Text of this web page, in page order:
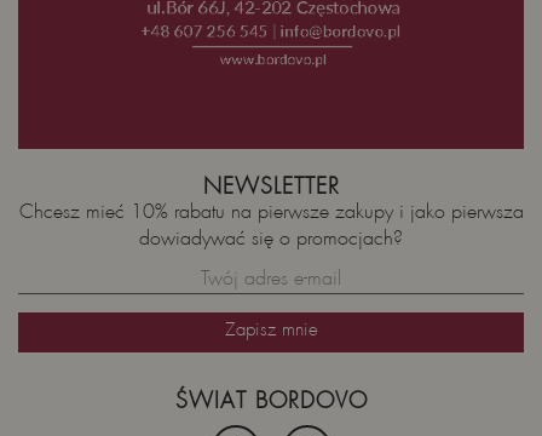
ŚWIAT BORDOVO
NEWSLETTER
Chcesz mieć 10% rabatu na pierwsze zakupy i jako pierwsza
dowiadywać się o promocjach?